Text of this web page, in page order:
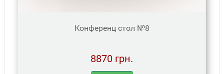
Конференц стол №8
8870 грн.